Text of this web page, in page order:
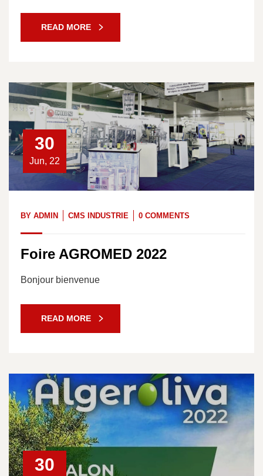
READ MORE
30
Jun, 22
BY ADMIN CMS INDUSTRIE 0 COMMENTS
Foire AGROMED 2022
Bonjour bienvenue
READ MORE
30